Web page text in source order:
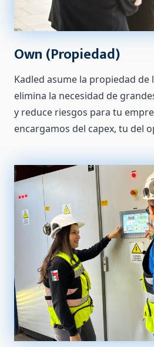
Own (Propiedad)
Kadled asume la propiedad de
elimina la necesidad de
y reduce riesgos para tu
encargamos del capex, tu del